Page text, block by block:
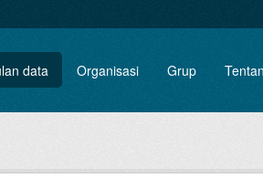
data Organisasi Grup